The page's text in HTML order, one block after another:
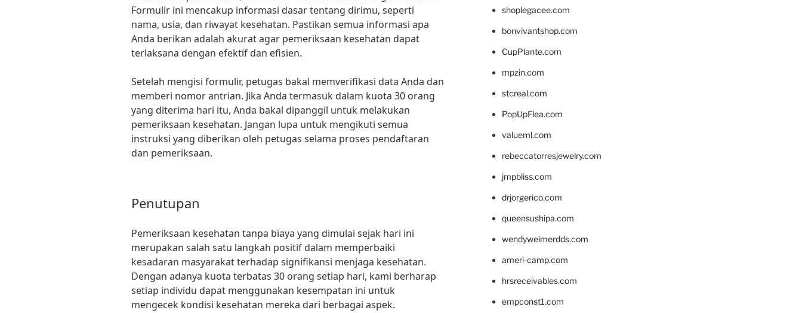
Formulir ini mencakup informasi dasar tentang dirimu, seperti
nama, usia, dan riwayat kesehatan. Pastikan semua informasi apa
Anda berikan adalah akurat agar pemeriksaan kesehatan dapat
terlaksana dengan efektif dan efisien.
Setelah mengisi formulir, petugas bakal memverifikasi data Anda dan
memberi nomor antrian. Jika Anda termasuk dalam kuota 30 orang
yang diterima hari itu, Anda bakal dipanggil untuk melakukan
pemeriksaan kesehatan. Jangan lupa untuk mengikuti semua
instruksi yang diberikan oleh petugas selama proses pendaftaran
dan pemeriksaan.
Penutupan
Pemeriksaan kesehatan tanpa biaya yang dimulai sejak hari ini
merupakan salah satu langkah positif dalam memperbaiki
kesadaran masyarakat terhadap signifikansi menjaga kesehatan.
Dengan adanya kuota terbatas 30 orang setiap hari, kami berharap
setiap individu dapat menggunakan kesempatan ini untuk
mengecek kondisi kesehatan mereka dari berbagai aspek.
shoplegacee.com
bonvivantshop.com
CupPlante.com
mpzin.com
stcreal.com
PopUpFlea.com
valueml.com
rebeccatorresjewelry.com
jmpbliss.com
drjorgerico.com
queensushipa.com
wendyweimerdds.com
ameri-camp.com
hrsreceivables.com
empconst1.com